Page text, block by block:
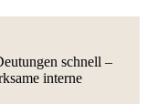
schnell –
interne